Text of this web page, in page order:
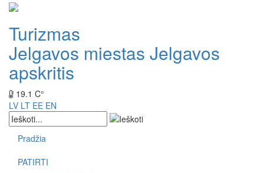
Turizmas
Jelgavos miestas Jelgavos
apskritis
19.1 C°
LV LT EE EN
Pradžia
PATIRTI